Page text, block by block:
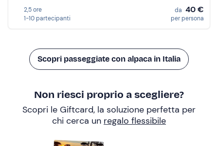
2,5 ore
1-10 partecipanti
da 40 €
per persona
Scopri passeggiate con alpaca in Italia
Non riesci proprio a scegliere?
Scopri le Giftcard, la soluzione perfetta per
chi cerca un regalo flessibile